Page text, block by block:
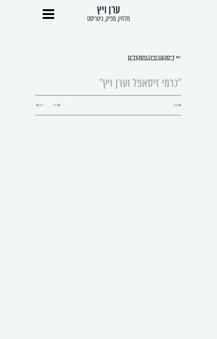
ערן ויץ
מלחין, מפיק, גיטריסט
⇐ דיסקוגרפיה/פסקולים
״כרמי זיסאפל וערן ויץ״
→
→
←